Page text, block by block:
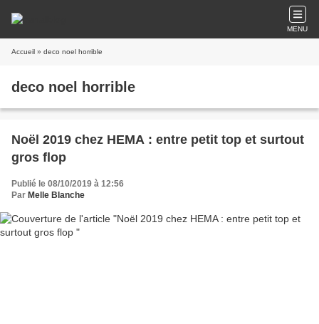
MENU
Accueil » deco noel horrible
deco noel horrible
Noël 2019 chez HEMA : entre petit top et surtout
gros flop
Publié le 08/10/2019 à 12:56
Par Melle Blanche